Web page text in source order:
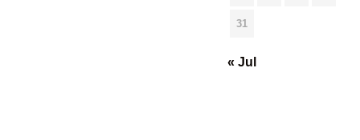
31
« Jul